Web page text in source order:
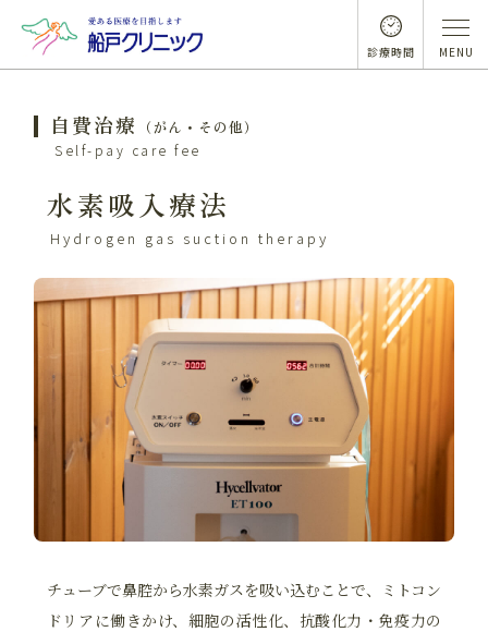
診療時間 MENU
自費治療 （がん・その他）
Self-pay care fee
水素吸入療法
Hydrogen gas suction therapy
チューブで鼻腔から水素ガスを吸い込むことで、ミトコン
ドリアに働きかけ、細胞の活性化、抗酸化力・免疫力の